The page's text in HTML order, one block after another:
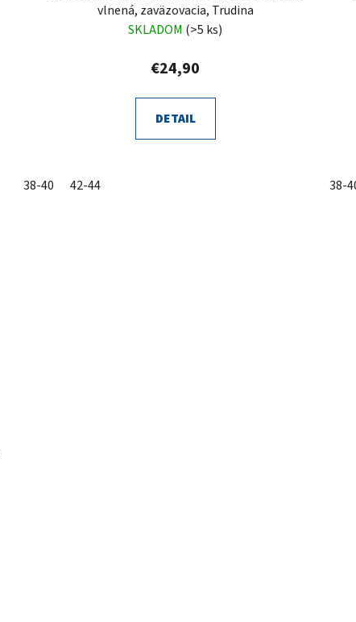
vlnená, zaväzovacia, Trudina
SKLADOM (>5 ks)
€24,90
DETAIL
38-40 42-44 38-